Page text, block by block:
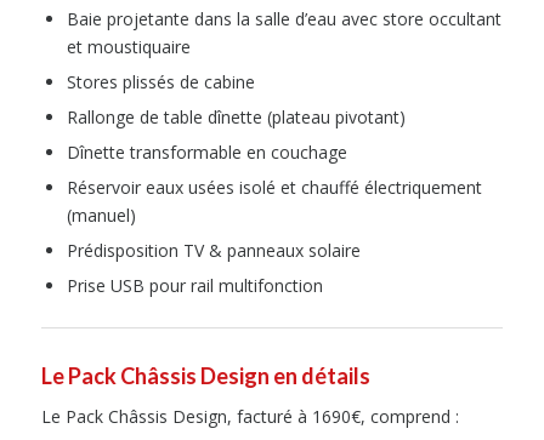
Baie projetante dans la salle d’eau avec store occultant
et moustiquaire
Stores plissés de cabine
Rallonge de table dînette (plateau pivotant)
Dînette transformable en couchage
Réservoir eaux usées isolé et chauffé électriquement
(manuel)
Prédisposition TV & panneaux solaire
Prise USB pour rail multifonction
Le Pack Châssis Design en détails
Le Pack Châssis Design, facturé à 1690€, comprend :